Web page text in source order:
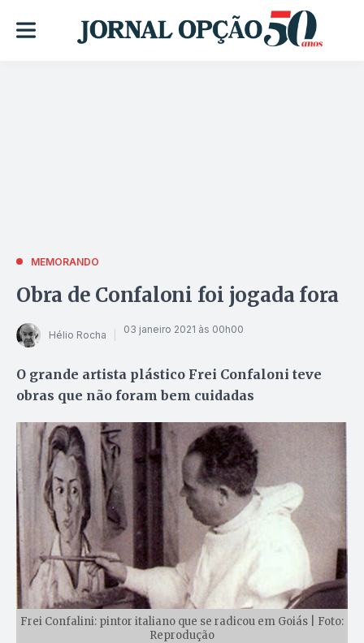
MEMORANDO
Obra de Confaloni foi jogada fora
Hélio Rocha 03 janeiro 2021 às 00h00
O grande artista plástico Frei Confaloni teve
obras que não foram bem cuidadas
Frei Confalini: pintor italiano que se radicou em Goiás | Foto:
Reprodução